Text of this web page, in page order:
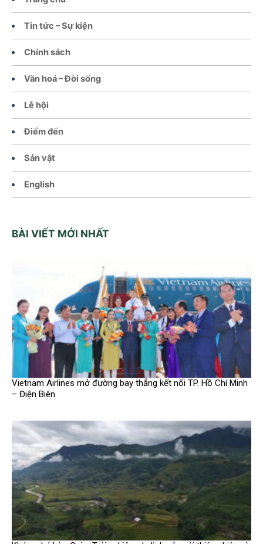
Tin tức – Sự kiện
Chính sách
Văn hoá – Đời sống
Lễ hội
Điểm đến
Sản vật
English
BÀI VIẾT MỚI NHẤT
Vietnam Airlines mở đường bay thẳng kết nối TP. Hồ Chí Minh
– Điện Biên